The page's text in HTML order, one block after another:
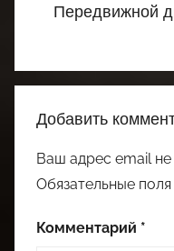
Передвижной
Добавить
Ваш адрес email
Обязательные
Комментарий *